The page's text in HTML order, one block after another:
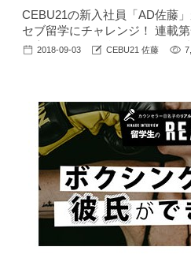
CEBU21の新入社員「AD佐藤
セブ留学にチャレンジ！ 連載
い立ちから、留学に至るまでの
トです！ ...
2018-09-03 CEBU21 佐藤